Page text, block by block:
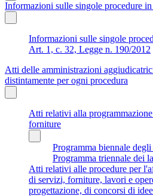
Informazioni sulle singole procedure
Informazioni sulle singole
Art. 1, c. 32, Legge n. 190/2012
Atti delle amministrazioni
distintamente per ogni procedura
Atti relativi alla
forniture
Programma biennale
Programma triennale dei
Atti relativi alle procedure per
di servizi, forniture, lavori e
progettazione, di concorsi di